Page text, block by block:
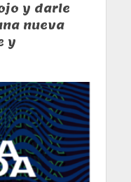
y darle
nueva
y